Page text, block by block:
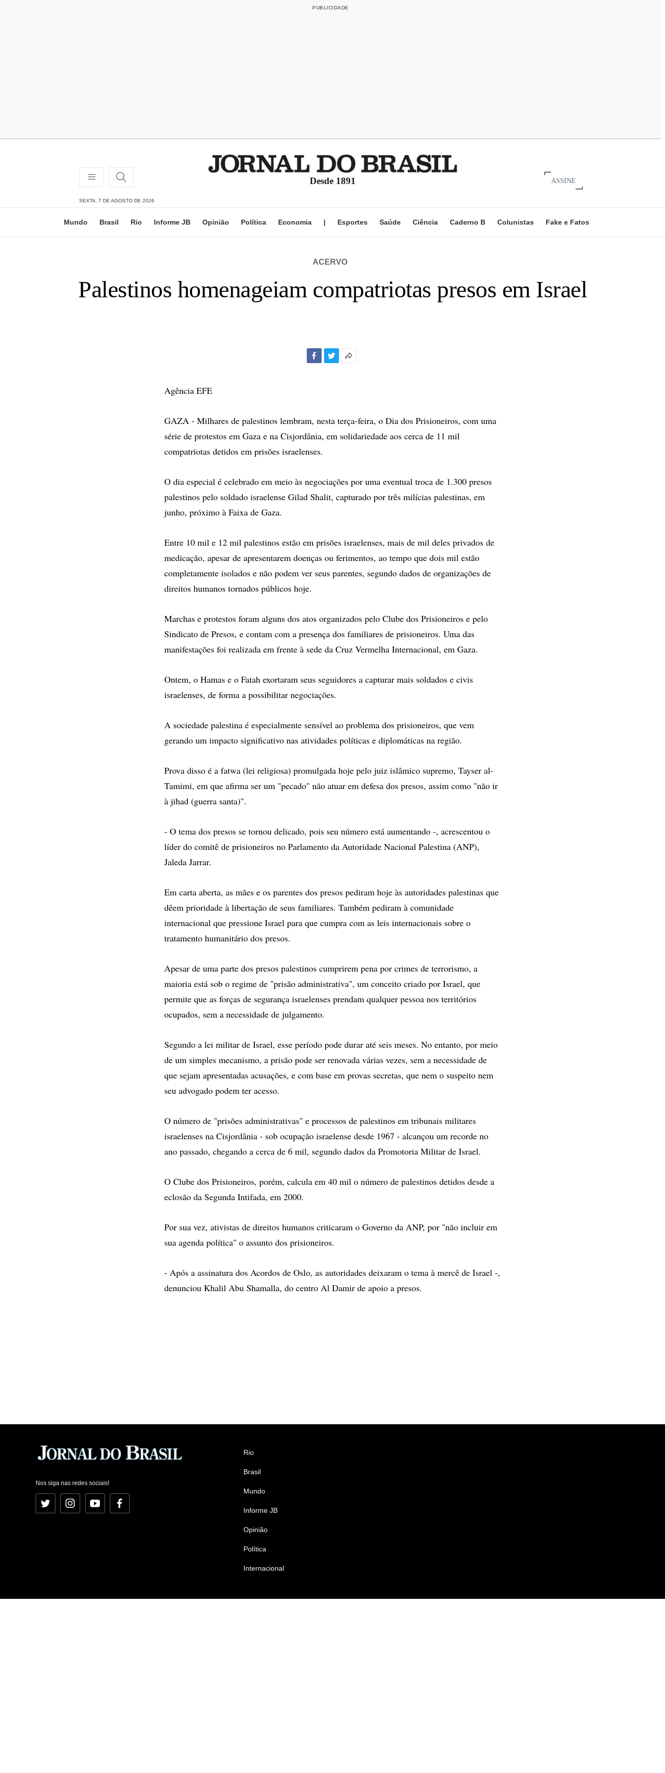
Desde 1891 ASSINE
SEXTA, 7 DE AGOSTO DE 2026
Mundo Brasil Rio Informe JB Opinião Política Economia | Esportes Saúde Ciência Caderno B Colunistas Fake e Fatos
ACERVO
Palestinos homenageiam compatriotas presos em Israel
Agência EFE
GAZA - Milhares de palestinos lembram, nesta terça-feira, o Dia dos Prisioneiros, com uma
série de protestos em Gaza e na Cisjordânia, em solidariedade aos cerca de 11 mil
compatriotas detidos em prisões israelenses.
O dia especial é celebrado em meio às negociações por uma eventual troca de 1.300 presos
palestinos pelo soldado israelense Gilad Shalit, capturado por três milícias palestinas, em
junho, próximo à Faixa de Gaza.
Entre 10 mil e 12 mil palestinos estão em prisões israelenses, mais de mil deles privados de
medicação, apesar de apresentarem doenças ou ferimentos, ao tempo que dois mil estão
completamente isolados e não podem ver seus parentes, segundo dados de organizações de
direitos humanos tornados públicos hoje.
Marchas e protestos foram alguns dos atos organizados pelo Clube dos Prisioneiros e pelo
Sindicato de Presos, e contam com a presença dos familiares de prisioneiros. Uma das
manifestações foi realizada em frente à sede da Cruz Vermelha Internacional, em Gaza.
Ontem, o Hamas e o Fatah exortaram seus seguidores a capturar mais soldados e civis
israelenses, de forma a possibilitar negociações.
A sociedade palestina é especialmente sensível ao problema dos prisioneiros, que vem
gerando um impacto significativo nas atividades políticas e diplomáticas na região.
Prova disso é a fatwa (lei religiosa) promulgada hoje pelo juiz islâmico supremo, Tayser al-
Tamimi, em que afirma ser um "pecado" não atuar em defesa dos presos, assim como "não ir
à jihad (guerra santa)".
- O tema dos presos se tornou delicado, pois seu número está aumentando -, acrescentou o
líder do comitê de prisioneiros no Parlamento da Autoridade Nacional Palestina (ANP),
Jaleda Jarrar.
Em carta aberta, as mães e os parentes dos presos pediram hoje às autoridades palestinas que
dêem prioridade à libertação de seus familiares. Também pediram à comunidade
internacional que pressione Israel para que cumpra com as leis internacionais sobre o
tratamento humanitário dos presos.
Apesar de uma parte dos presos palestinos cumprirem pena por crimes de terrorismo, a
maioria está sob o regime de "prisão administrativa", um conceito criado por Israel, que
permite que as forças de segurança israelenses prendam qualquer pessoa nos territórios
ocupados, sem a necessidade de julgamento.
Segundo a lei militar de Israel, esse período pode durar até seis meses. No entanto, por meio
de um simples mecanismo, a prisão pode ser renovada várias vezes, sem a necessidade de
que sejam apresentadas acusações, e com base em provas secretas, que nem o suspeito nem
seu advogado podem ter acesso.
O número de "prisões administrativas" e processos de palestinos em tribunais militares
israelenses na Cisjordânia - sob ocupação israelense desde 1967 - alcançou um recorde no
ano passado, chegando a cerca de 6 mil, segundo dados da Promotoria Militar de Israel.
O Clube dos Prisioneiros, porém, calcula em 40 mil o número de palestinos detidos desde a
eclosão da Segunda Intifada, em 2000.
Por sua vez, ativistas de direitos humanos criticaram o Governo da ANP, por "não incluir em
sua agenda política" o assunto dos prisioneiros.
- Após a assinatura dos Acordos de Oslo, as autoridades deixaram o tema à mercê de Israel -,
denunciou Khalil Abu Shamalla, do centro Al Damir de apoio a presos.
Nos siga nas redes sociais!
Twitter InstagramYouTubeFacebook
Rio
Brasil
Mundo
Informe JB
Opinião
Política
Internacional